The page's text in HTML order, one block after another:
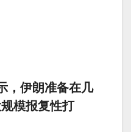
，伊朗准备在几
模报复性打